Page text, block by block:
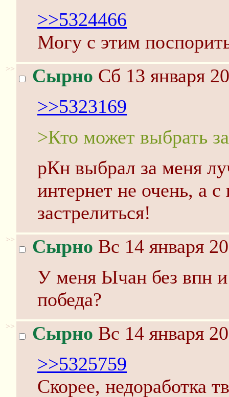
>>5324466
Могу с этим
>> Сырно Сб 13 января
>>5323169
>Кто может выбрать
рКн выбрал за меня
интернет не очень, а с
застрелиться!
>> Сырно Вс 14 января
У меня Ычан без впн и
победа?
>> Сырно Вс 14 января
>>5325759
Скорее, недоработка